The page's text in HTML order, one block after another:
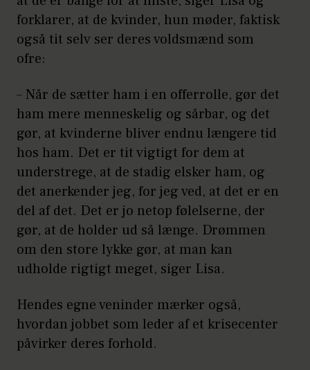
forklarer, at de kvinder, hun møder, faktisk
også tit selv ser deres voldsmænd som
ofre:
– Når de sætter ham i en offerrolle, gør det
ham mere menneskelig og sårbar, og det
gør, at kvinderne bliver endnu længere tid
hos ham. Det er tit vigtigt for dem at
understrege, at de stadig elsker ham, og
det anerkender jeg, for jeg ved, at det er en
del af det. Det er jo netop følelserne, der
gør, at de holder ud så længe. Drømmen
om den store lykke gør, at man kan
udholde rigtigt meget, siger Lisa.
Hendes egne veninder mærker også,
hvordan jobbet som leder af et krisecenter
påvirker deres forhold.